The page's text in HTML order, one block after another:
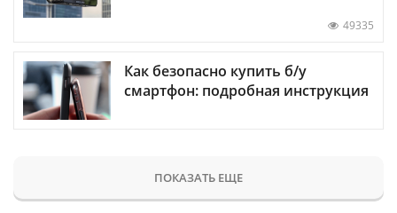
49335
Как безопасно купить б/у
смартфон: подробная инструкция
ПОКАЗАТЬ ЕЩЕ